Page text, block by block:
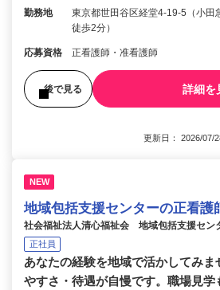
勤務地
東京都世田谷区経堂4-19-5（小田
徒歩2分）
応募資格 正看護師・准看護師
後で見る 詳細を
更新日： 2026/
NEW
地域包括支援センターの正看護
社会福祉法人清心福祉会 地域包括支援セン
正社員
あなたの経験を地域で活かしてみま
やすさ・待遇が自慢です。職場見